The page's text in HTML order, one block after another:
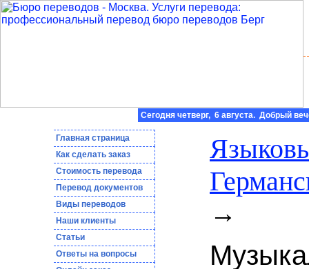
Сегодня четверг, 6 августа. Добрый
Главная страница
Как сделать заказ
Стоимость перевода
Пepeвoд дoкумeнтoв
Виды переводов
Наши клиенты
Статьи
Ответы на вопросы
→